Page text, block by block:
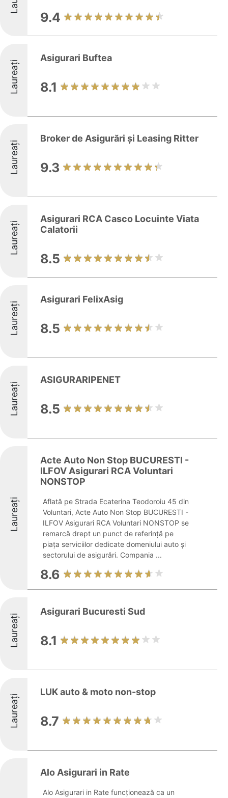
9.4
Laureați
Asigurari Buftea
8.1
Laureați
Broker de Asigurări și Leasing Ritter
9.3
Laureați
Asigurari RCA Casco Locuinte Viata
Calatorii
8.5
Laureați
Asigurari FelixAsig
8.5
Laureați
ASIGURARIPENET
8.5
Laureați
Acte Auto Non Stop BUCURESTI -
ILFOV Asigurari RCA Voluntari
NONSTOP
Aflată pe Strada Ecaterina Teodoroiu 45 din
Voluntari, Acte Auto Non Stop BUCURESTI -
ILFOV Asigurari RCA Voluntari NONSTOP se
remarcă drept un punct de referință pe
piața serviciilor dedicate domeniului auto și
sectorului de asigurări. Compania ...
8.6
Laureați
Asigurari Bucuresti Sud
8.1
Laureați
LUK auto & moto non-stop
8.7
Alo Asigurari in Rate
Alo Asigurari in Rate funcționează ca un